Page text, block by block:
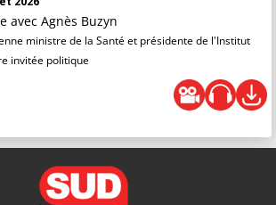
avec Agnès Buzyn
ministre de la Santé et présidente de l'Institut
invitée politique